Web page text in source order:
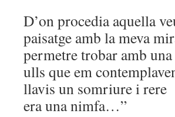
D’on procedia aquella
paisatge amb la meva
permetre trobar amb
ulls que em
llavis un somriure i rere
era una nimfa…”